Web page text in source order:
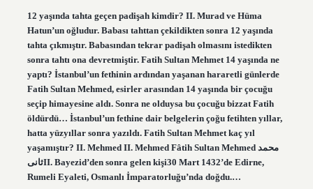
12 yaşında tahta geçen padişah kimdir? II. Murad ve Hüma
Hatun’un oğludur. Babası tahttan çekildikten sonra 12 yaşında
tahta çıkmıştır. Babasından tekrar padişah olmasını istedikten
sonra tahtı ona devretmiştir. Fatih Sultan Mehmet 14 yaşında ne
yaptı? İstanbul’un fethinin ardından yaşanan hararetli günlerde
Fatih Sultan Mehmed, esirler arasından 14 yaşında bir çocuğu
seçip himayesine aldı. Sonra ne olduysa bu çocuğu bizzat Fatih
öldürdü… İstanbul’un fethine dair belgelerin çoğu fetihten yıllar,
hatta yüzyıllar sonra yazıldı. Fatih Sultan Mehmet kaç yıl
yaşamıştır? II. Mehmed II. Mehmed Fâtih Sultan Mehmed محمد
ثانىII. Bayezid’den sonra gelen kişi30 Mart 1432’de Edirne,
Rumeli Eyaleti, Osmanlı İmparatorluğu’nda doğdu.…